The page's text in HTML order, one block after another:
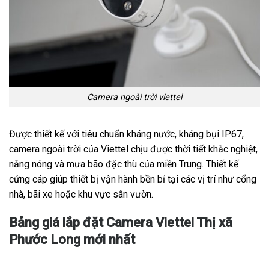
Camera ngoài trời viettel
Được thiết kế với tiêu chuẩn kháng nước, kháng bụi IP67,
camera ngoài trời của Viettel chịu được thời tiết khắc nghiệt,
nắng nóng và mưa bão đặc thù của miền Trung. Thiết kế
cứng cáp giúp thiết bị vận hành bền bỉ tại các vị trí như cổng
nhà, bãi xe hoặc khu vực sân vườn.
Bảng giá lắp đặt Camera Viettel Thị xã
Phước Long mới nhất